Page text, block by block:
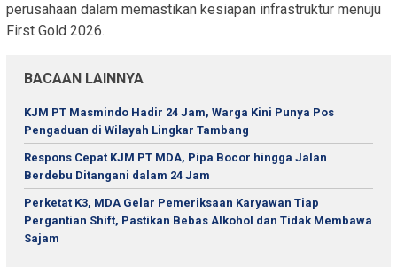
perusahaan dalam memastikan kesiapan infrastruktur menuju
First Gold 2026.
BACAAN LAINNYA
KJM PT Masmindo Hadir 24 Jam, Warga Kini Punya Pos
Pengaduan di Wilayah Lingkar Tambang
Respons Cepat KJM PT MDA, Pipa Bocor hingga Jalan
Berdebu Ditangani dalam 24 Jam
Perketat K3, MDA Gelar Pemeriksaan Karyawan Tiap
Pergantian Shift, Pastikan Bebas Alkohol dan Tidak Membawa
Sajam